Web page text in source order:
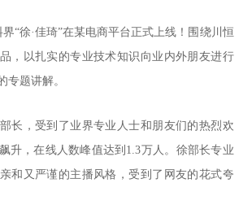
“徐·佳琦”在某电商平台正式上线！围绕川恒
，以扎实的专业技术知识向业内外朋友进行
专题讲解。
长，受到了业界专业人士和朋友们的热烈欢
升，在线人数峰值达到1.3万人。徐部长专业
和又严谨的主播风格，受到了网友的花式夸